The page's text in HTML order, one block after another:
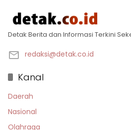
Detak Berita dan Informasi Terkini
redaksi@detak.co.id
Kanal
Daerah
Nasional
Olahraga